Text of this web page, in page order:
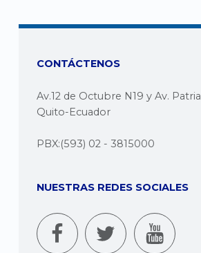
CONTÁCTENOS
Av.12 de Octubre N19 y Av. Patria
Quito-Ecuador
PBX:(593) 02 - 3815000
NUESTRAS REDES SOCIALES